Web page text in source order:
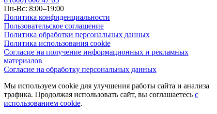
Пн-Вс: 8:00–19:00
Политика конфиденциальности
Пользовательское соглашение
Политика обработки персональных данных
Политика использования cookie
Согласие на получение информационных и рекламных
материалов
Согласие на обработку персональных данных
Мы используем cookie для улучшения работы сайта и анализа
трафика. Продолжая использовать сайт, вы соглашаетесь с
использованием cookie.